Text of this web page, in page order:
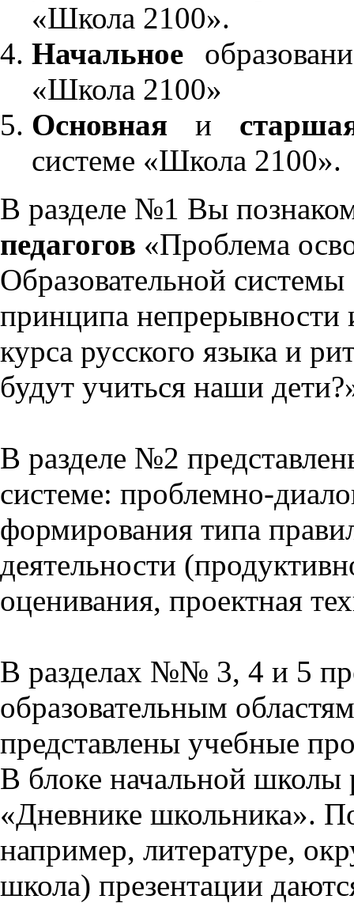
«Школа 2100».
Начальное
«Школа 2100»
Основнаяи
системе «Школа 2100».
В разделе №1 Вы
педагогов «Проблема
Образовательной
принципа непрерывности
курса русского языка и
будут учиться наши
В разделе №2
системе: проблемно-
формирования типа
деятельности
оценивания, проектная
В разделах №№ 3, 4 и 5
образовательным
представлены учебные
В блоке начальной школы
«Дневнике школьника».
например, литературе,
школа) презентации